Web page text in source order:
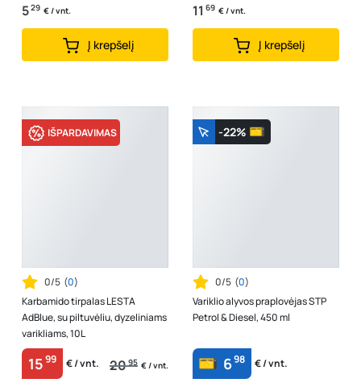
529 € / vnt.
Į krepšelį
11 69 € / vnt.
Į krepšelį
IŠPARDAVIMAS
0/5 (0)
Karbamido tirpalas LESTA
AdBlue, su piltuvėliu, dyzeliniams
varikliams, 10L
1599 € / vnt. 2095 € / vnt.
-22%
0/5 (0)
Variklio alyvos praplovėjas STP
Petrol & Diesel, 450 ml
698 € / vnt.